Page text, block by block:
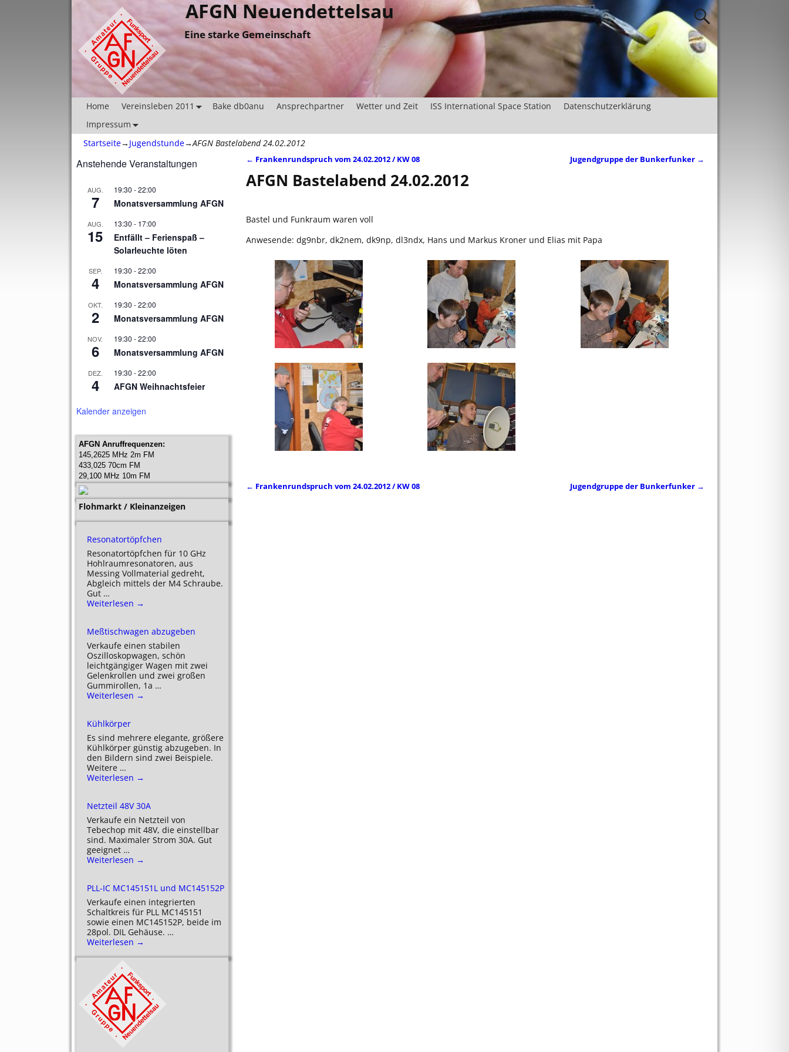
AFGN Neuendettelsau
Eine starke Gemeinschaft
Home Vereinsleben 2011 Bake db0anu Ansprechpartner Wetter und Zeit ISS International Space Station
Datenschutzerklärung
Impressum
Startseite→ Jugendstunde→AFGN Bastelabend 24.02.2012
← Frankenrundspruch vom 24.02.2012 / KW 08 Jugendgruppe der Bunkerfunker →
AFGN Bastelabend 24.02.2012
Bastel und Funkraum waren voll
Anwesende: dg9nbr, dk2nem, dk9np, dl3ndx, Hans und Markus Kroner und Elias mit Papa
← Frankenrundspruch vom 24.02.2012 / KW 08 Jugendgruppe der Bunkerfunker →
Anstehende Veranstaltungen
AUG.
7
19:30 -22:00
Monatsversammlung AFGN
AUG.
15
13:30 - 17:00
Entfällt – Ferienspaß –
Solarleuchte löten
SEP.
4
19:30 -22:00
Monatsversammlung AFGN
OKT.
2
19:30 -22:00
Monatsversammlung AFGN
NOV.
6
19:30 -22:00
Monatsversammlung AFGN
DEZ.
4
19:30 -22:00
AFGN Weihnachtsfeier
Kalender anzeigen
AFGN Anruffrequenzen:
145,2625 MHz 2m FM
433,025 70cm FM
29,100 MHz 10m FM
Flohmarkt / Kleinanzeigen
Resonatortöpfchen
Resonatortöpfchen für 10 GHz
Hohlraumresonatoren, aus
Messing Vollmaterial gedreht,
Abgleich mittels der M4 Schraube.
Gut …
Weiterlesen →
Meßtischwagen abzugeben
Verkaufe einen stabilen
Oszilloskopwagen, schön
leichtgängiger Wagen mit zwei
Gelenkrollen und zwei großen
Gummirollen, 1a …
Weiterlesen →
Kühlkörper
Es sind mehrere elegante, größere
Kühlkörper günstig abzugeben. In
den Bildern sind zwei Beispiele.
Weitere …
Weiterlesen →
Netzteil 48V 30A
Verkaufe ein Netzteil von
Tebechop mit 48V, die einstellbar
sind. Maximaler Strom 30A. Gut
geeignet …
Weiterlesen →
PLL-IC MC145151L und MC145152P
Verkaufe einen integrierten
Schaltkreis für PLL MC145151
sowie einen MC145152P, beide im
28pol. DIL Gehäuse. …
Weiterlesen →